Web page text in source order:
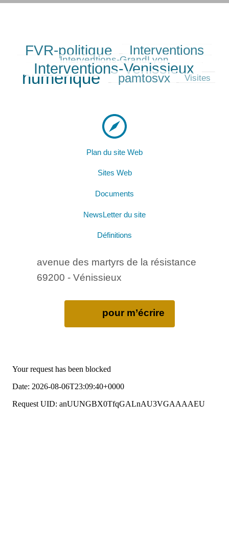
258/350
FVR-politique
230/350 Interventions
96/350
Interventions-GrandLyon
Interventions-Venissieux
350/350
numérique
203/350 pamtosvx
44/350 Visites
Plan du site Web
Sites Web
Documents
NewsLetter du site
Définitions
avenue des martyrs de la résistance
69200 - Vénissieux
pour m’écrire